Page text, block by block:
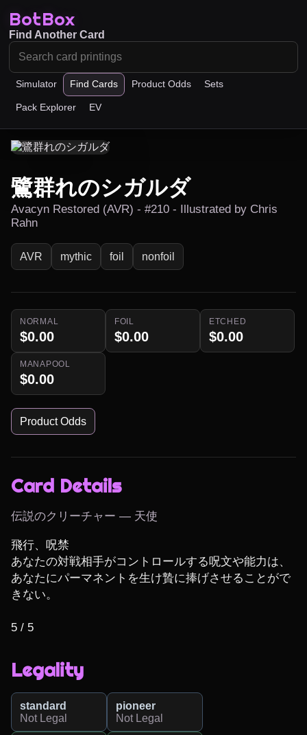
BotBox
Simulator Find Cards Product Odds Sets
Pack Explorer EV
Find Another Card
鷺群れのシガルダ
Avacyn Restored (AVR) - #210 - Illustrated by Chris
Rahn
AVR mythic foil nonfoil
NORMAL
$0.00
FOIL
$0.00
ETCHED
$0.00
MANAPOOL
$0.00
Product Odds
Card Details
伝説のクリーチャー — 天使
飛行、呪禁
あなたの対戦相手がコントロールする呪文や能力は、
あなたにパーマネントを生け贄に捧げさせることがで
きない。
5 / 5
Legality
standard
Not Legal
pioneer
Not Legal